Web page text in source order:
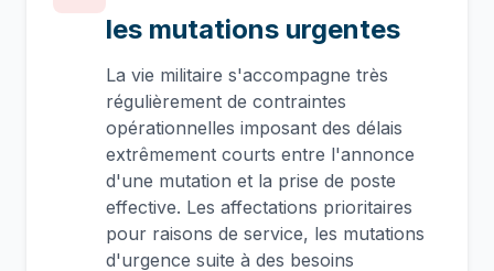
les mutations urgentes
La vie militaire s'accompagne très
régulièrement de contraintes
opérationnelles imposant des délais
extrêmement courts entre l'annonce
d'une mutation et la prise de poste
effective. Les affectations prioritaires
pour raisons de service, les mutations
d'urgence suite à des besoins